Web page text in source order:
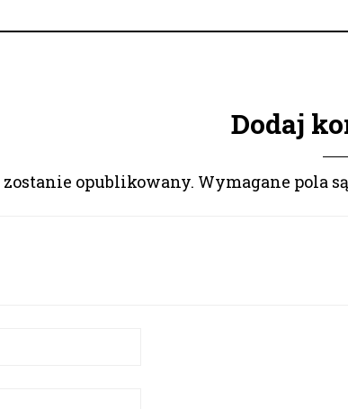
Dodaj
opublikowany. Wymagane pola